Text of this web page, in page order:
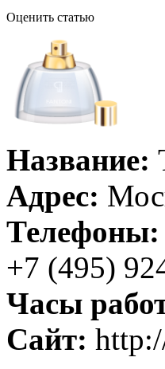
Оценить статью
Название:
Адрес:
Телефоны:
+7 (495)
Часы
Сайт: